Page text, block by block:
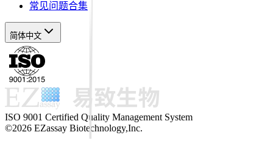
常见问题合集
简体中文
ISO 9001 Certified Quality Management System
©2026 EZassay Biotechnology,Inc.